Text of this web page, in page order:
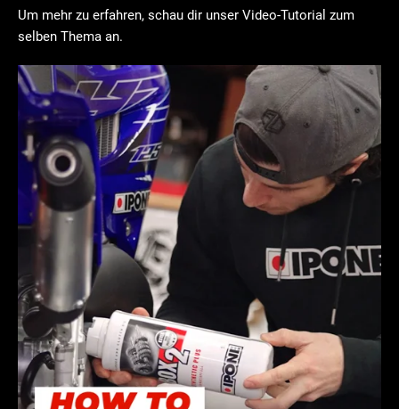
Um mehr zu erfahren, schau dir unser Video-Tutorial zum
selben Thema an.